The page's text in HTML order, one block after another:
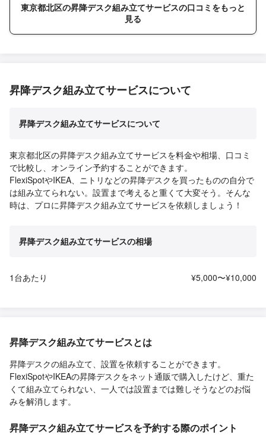
東京都北区の昇降デスク組み立てサービスの口コミをもっと
見る
昇降デスク組み立てサービスについて
昇降デスク組み立てサービスについて
東京都北区の昇降デスク組み立てサービスを料金や相場、口コミ
で比較し、オンライン予約することができます。
FlexiSpotやIKEA、ニトリなどの昇降デスクを買ったものの自分で
は組み立てられない。設置まで考えると重くて大変そう。そんな
時は、プロに昇降デスク組み立てサービスを依頼しましょう！
昇降デスク組み立てサービスの相場
1台あたり ¥5,000〜¥10,000
昇降デスク組み立てサービスとは
昇降デスクの組み立て、設置を依頼することができます。
FlexiSpotやIKEAの昇降デスクをネット通販で購入したけど、重た
くて組み立てられない、一人では設置までは難しそうなどのお悩
みを解消します。
昇降デスク組み立てサービスを予約する際のポイント